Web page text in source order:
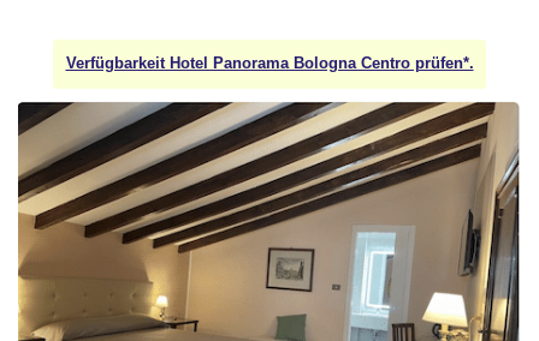
Verfügbarkeit Hotel Panorama Bologna Centro prüfen*.